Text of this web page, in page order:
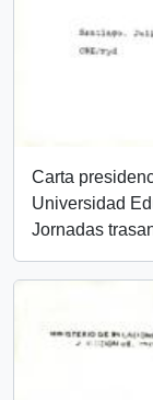
Carta
Universidad
Jornadas